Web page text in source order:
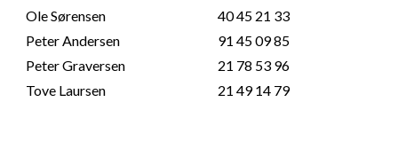
Ole Sørensen
40 45 21 33
Peter Andersen
91 45 09 85
Peter Graversen
21 78 53 96
Tove Laursen
21 49 14 79